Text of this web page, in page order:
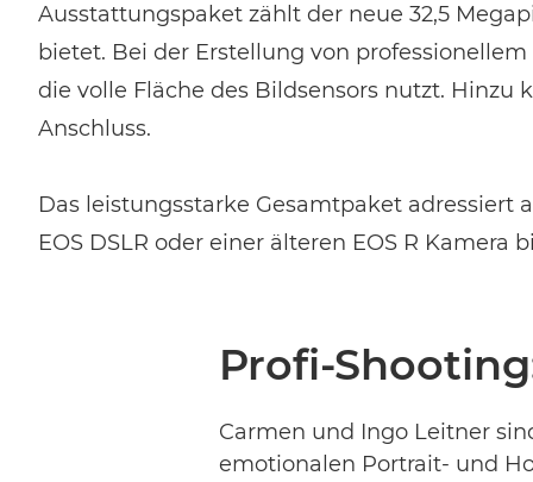
Ausstattungspaket zählt der neue 32,5
bietet. Bei der Erstellung von
die volle Fläche des Bildsensors nutzt.
Anschluss.
Das leistungsstarke Gesamtpaket adressiert
EOS DSLR oder einer älteren EOS R
Profi-
Carmen und Ingo Leitner
emotionalen Portrait- und